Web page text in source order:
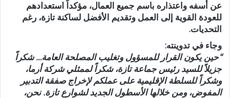
عن أسفه واعتذاره باسم جميع العمال، مؤكداً استعدادهم
للعودة القوية إلى العمل وتقديم الأفضل لساكنة تازة، رغم
التحديات.
وجاء في تدوينته:
“حين يكون القرار للمسؤول وتغليب المصلحة العامة… شكراً
جزيلاً للسيد رئيس جماعة تازة، شكراً لممثلي شركة أرما،
وشكراً للسلطة الإقليمية على عملكم لإخراج صفقة التدبير
المفوض، ومن خلالها الأسطول الجديد لشوارع تازة. نحن،